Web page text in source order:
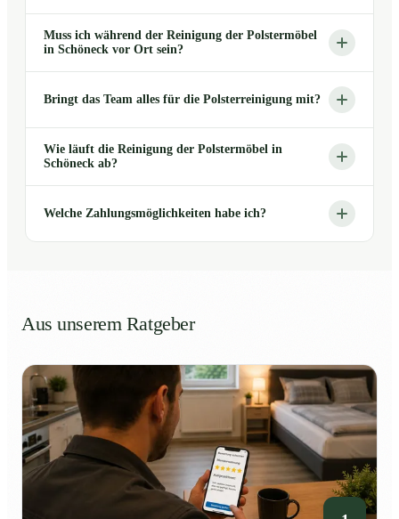
Muss ich während der Reinigung der Polstermöbel
in Schöneck vor Ort sein?
Bringt das Team alles für die Polsterreinigung mit?
Wie läuft die Reinigung der Polstermöbel in
Schöneck ab?
Welche Zahlungsmöglichkeiten habe ich?
Aus unserem Ratgeber